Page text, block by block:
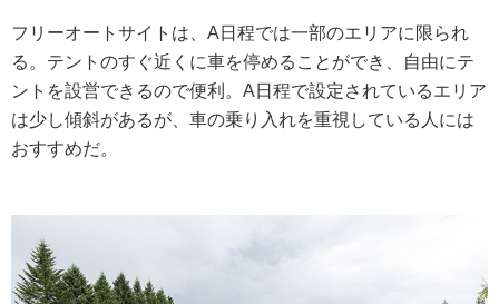
フリーオートサイトは、A日程では一部のエリアに限られ
る。テントのすぐ近くに車を停めることができ、自由にテ
ントを設営できるので便利。A日程で設定されているエリア
は少し傾斜があるが、車の乗り入れを重視している人には
おすすめだ。